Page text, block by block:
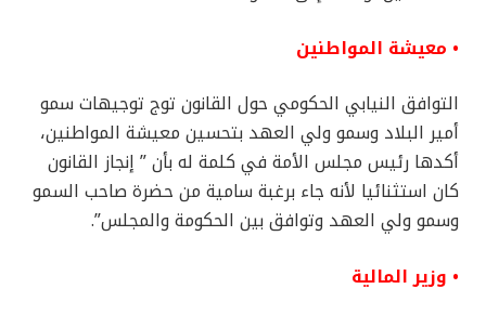
• معيشة المواطنين
التوافق النيابي الحكومي حول القانون توج توجيهات سمو
أمير البلاد وسمو ولي العهد بتحسين معيشة المواطنين،
أكدها رئيس مجلس الأمة في كلمة له بأن ” إنجاز القانون
كان استثنائيا لأنه جاء برغبة سامية من حضرة صاحب السمو
وسمو ولي العهد وتوافق بين الحكومة والمجلس”.
• وزير المالية